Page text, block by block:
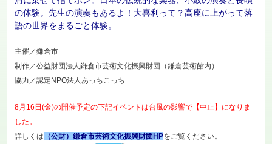
の体験。先生の演奏もあるよ！大喜利って？高座に上がって落
語の世界をまるごと体験。
主催／鎌倉市
制作／公益財団法人鎌倉市芸術文化振興財団（鎌倉芸術館内）
協力／認定NPO法人あっちこっち
8月16日(金)の開催予定の下記イベントは台風の影響で【中止】になりま
した。
詳しくは （公財）鎌倉市芸術文化振興財団HPをご覧ください。